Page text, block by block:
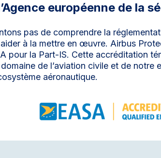
européenne de la
pas de comprendre la
à la mettre en œuvre. Airbus
pour la Part-IS. Cette accréditation
de l’aviation civile et de notre
aéronautique.